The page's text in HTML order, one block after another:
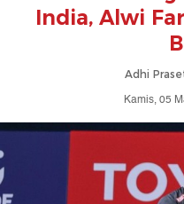
India, Alwi
Adhi
Kamis, 05